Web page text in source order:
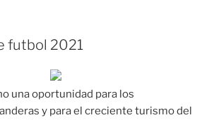
futbol 2021
una oportunidad para los
y para el creciente turismo del